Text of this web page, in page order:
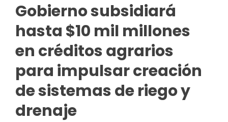
Gobierno subsidiará
hasta $10 mil millones
en créditos agrarios
para impulsar creación
de sistemas de riego y
drenaje